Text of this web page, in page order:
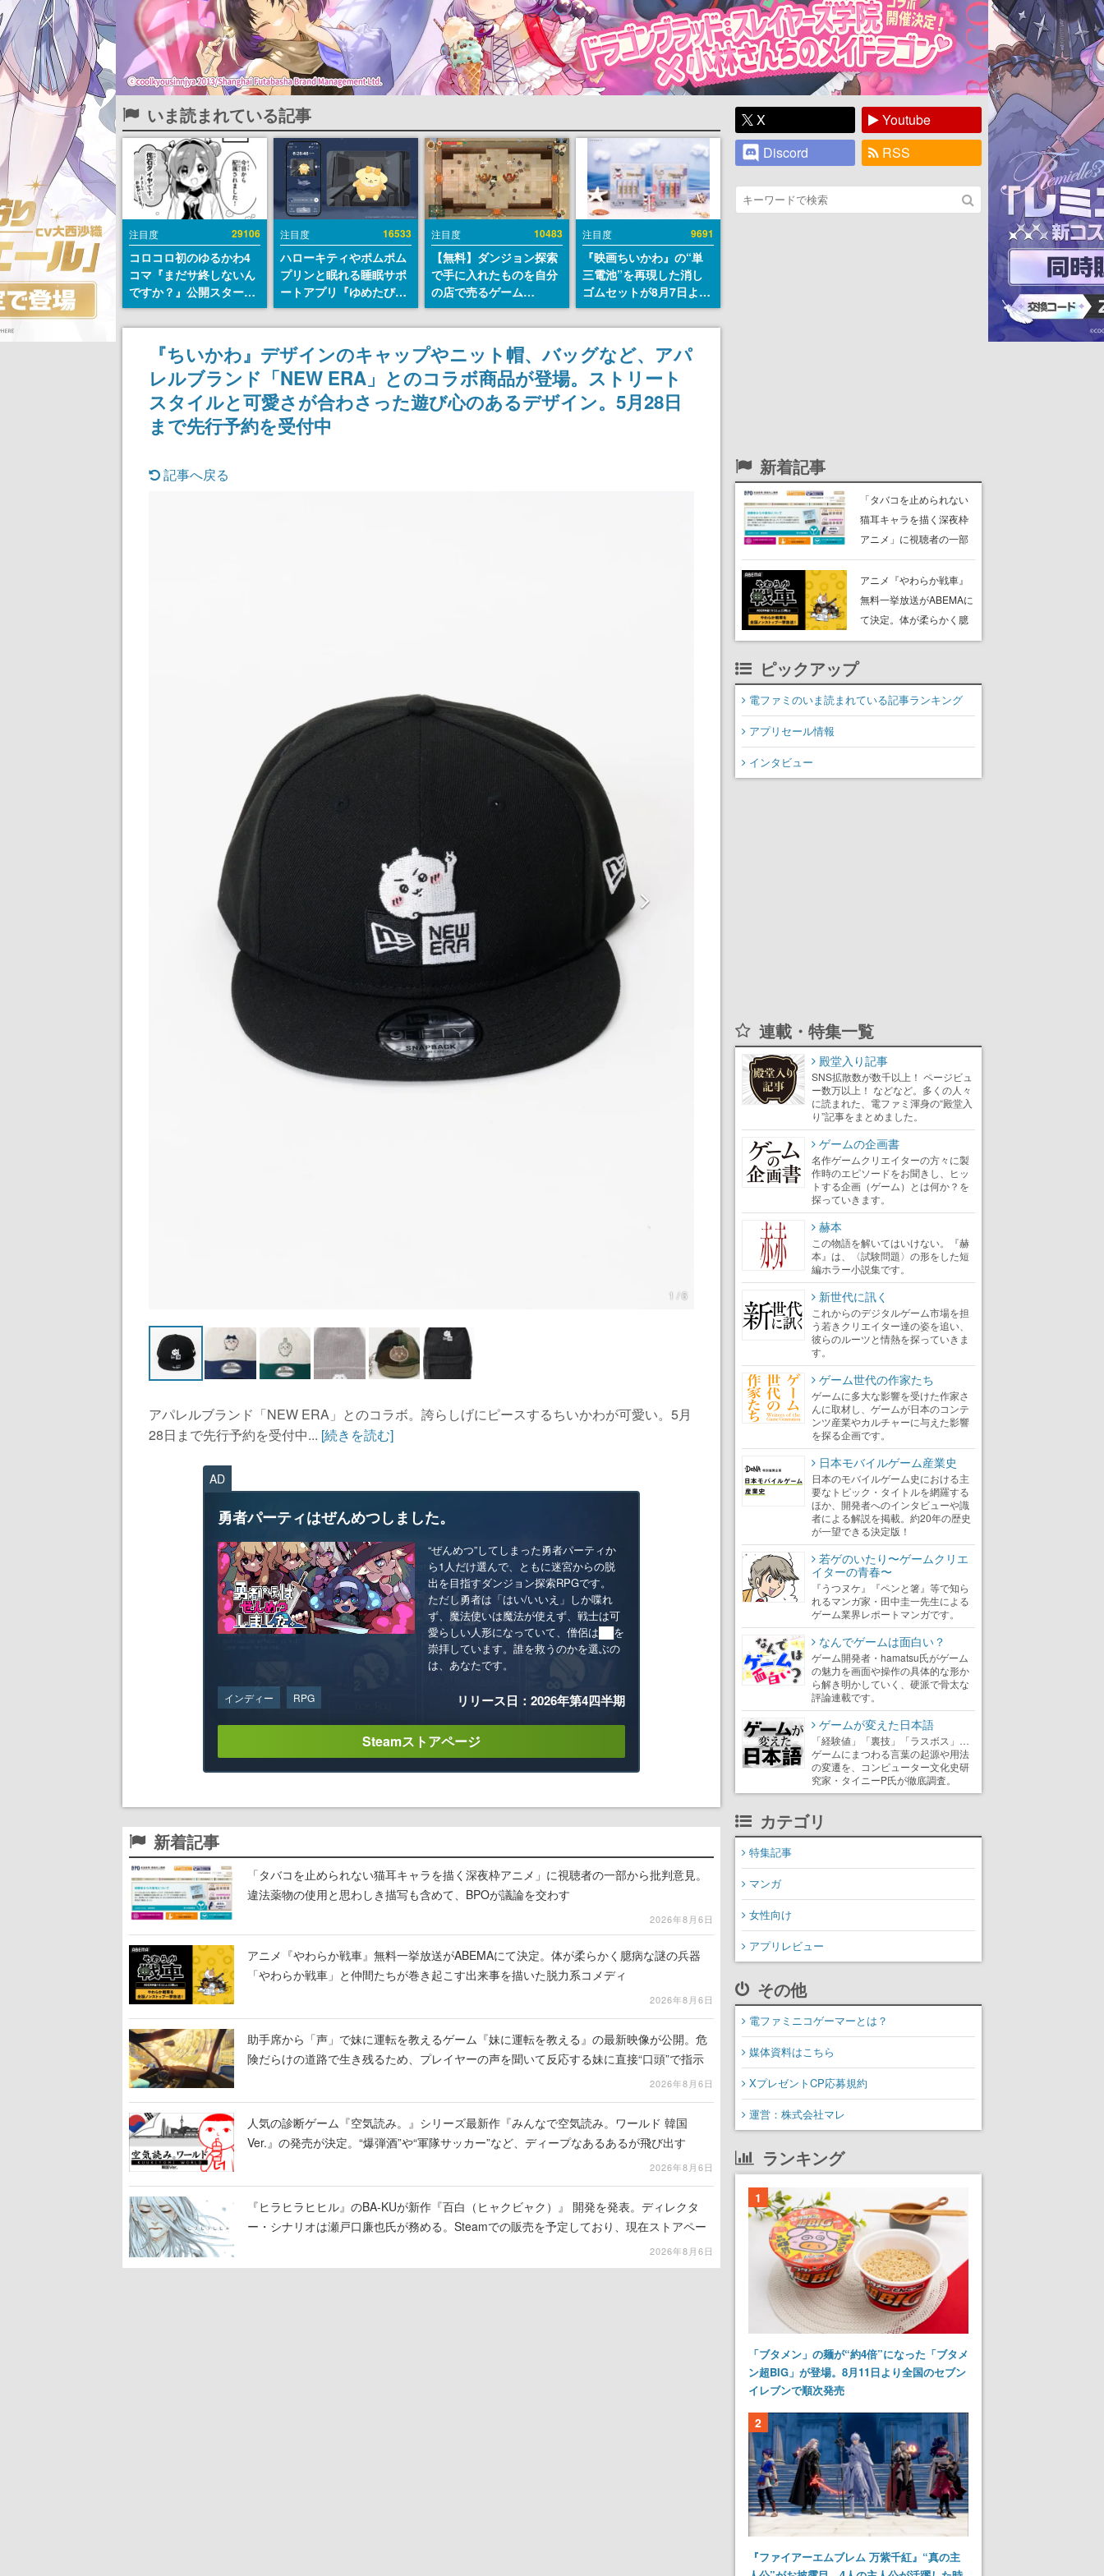
いま読まれている記事
注目度 29106
コロコロ初のゆるかわ4
コマ『まだサ終しないん
ですか？』公開スター
ト。主人公は新入社員の
侘石ダイヤ、ゲーム会社
を舞台にトラブルへ対応
する社員たちを描く
注目度 16533
ハローキティやポムポム
プリンと眠れる睡眠サポ
ートアプリ『ゆめたび』
が配信中。キャラごとの
ASMRや目覚ましアラー
ムも搭載
注目度 10483
【無料】ダンジョン探索
で手に入れたものを自分
の店で売るゲーム
『Moonlighter』が
Steamにて無料配布中！
続編『Moonlighter 2』
の9月2日正式リリースを
記念したキャンペーン
注目度 9691
『映画ちいかわ』の“単
三電池”を再現した消し
ゴムセットが8月7日より
発売決定。公式は「在っ
たものを 消しながら い
つかなくなる 永遠のいの
ち」と紹介
『ちいかわ』デザインのキャップやニット帽、バッグなど、アパ
レルブランド「NEW ERA」とのコラボ商品が登場。ストリート
スタイルと可愛さが合わさった遊び心のあるデザイン。5月28日
まで先行予約を受付中
記事へ戻る
1 / 6
アパレルブランド「NEW ERA」とのコラボ。誇らしげにピースするちいかわが可愛い。5月
28日まで先行予約を受付中... [続きを読む]
AD
勇者パーティはぜんめつしました。
“ぜんめつ”してしまった勇者パーティか
ら1人だけ選んで、ともに迷宮からの脱
出を目指すダンジョン探索RPGです。
ただし勇者は「はい/いいえ」しか喋れ
ず、魔法使いは魔法が使えず、戦士は可
愛らしい人形になっていて、僧侶は██を
崇拝しています。誰を救うのかを選ぶの
は、あなたです。
インディー RPG リリース日：2026年第4四半期
Steamストアページ
新着記事
「タバコを止められない猫耳キャラを描く深夜枠アニメ」に視聴者の一部から批判意見。
違法薬物の使用と思わしき描写も含めて、BPOが議論を交わす
2026年8月6日
アニメ『やわらか戦車』無料一挙放送がABEMAにて決定。体が柔らかく臆病な謎の兵器
「やわらか戦車」と仲間たちが巻き起こす出来事を描いた脱力系コメディ
2026年8月6日
助手席から「声」で妹に運転を教えるゲーム『妹に運転を教える』の最新映像が公開。危
険だらけの道路で生き残るため、プレイヤーの声を聞いて反応する妹に直接“口頭”で指示
2026年8月6日
人気の診断ゲーム『空気読み。』シリーズ最新作『みんなで空気読み。ワールド 韓国
Ver.』の発売が決定。“爆弾酒”や“軍隊サッカー”など、ディープなあるあるが飛び出す
2026年8月6日
『ヒラヒラヒヒル』のBA-KUが新作『百白（ヒャクビャク）』 開発を発表。ディレクタ
ー・シナリオは瀬戸口廉也氏が務める。Steamでの販売を予定しており、現在ストアペー
2026年8月6日
X
Youtube
Discord
RSS
新着記事
「タバコを止められない
猫耳キャラを描く深夜枠
アニメ」に視聴者の一部
から批判意見。違法薬物
の使用と思わしき描写も
含めて、BPOが議論を交
わす
アニメ『やわらか戦車』
無料一挙放送がABEMAに
て決定。体が柔らかく臆
病な謎の兵器「やわらか
力系コメディ
ピックアップ
電ファミのいま読まれている記事ランキング
アプリセール情報
インタビュー
連載・特集一覧
殿堂入り記事
SNS拡散数が数千以上！ ページビュ
ー数万以上！ などなど。多くの人々
に読まれた、電ファミ渾身の“殿堂入
り”記事をまとめました。
ゲームの企画書
名作ゲームクリエイターの方々に製
作時のエピソードをお聞きし、ヒッ
トする企画（ゲーム）とは何か？を
探っていきます。
赫本
この物語を解いてはいけない。『赫
本』は、〈試験問題〉の形をした短
編ホラー小説集です。
新世代に訊く
これからのデジタルゲーム市場を担
う若きクリエイター達の姿を追い、
彼らのルーツと情熱を探っていきま
す。
ゲーム世代の作家たち
ゲームに多大な影響を受けた作家さ
んに取材し、ゲームが日本のコンテ
ンツ産業やカルチャーに与えた影響
を探る企画です。
日本モバイルゲーム産業史
日本のモバイルゲーム史における主
要なトピック・タイトルを網羅する
ほか、開発者へのインタビューや識
者による解説を掲載。約20年の歴史
が一望できる決定版！
若ゲのいたり〜ゲームクリエ
イターの青春〜
『うつヌケ』『ペンと箸』等で知ら
れるマンガ家・田中圭一先生による
ゲーム業界レポートマンガです。
なんでゲームは面白い？
ゲーム開発者・hamatsu氏がゲーム
の魅力を画面や操作の具体的な形か
ら解き明かしていく、硬派で骨太な
評論連載です。
ゲームが変えた日本語
「経験値」「裏技」「ラスボス」…
ゲームにまつわる言葉の起源や用法
の変遷を、コンピューター文化史研
究家・タイニーP氏が徹底調査。
カテゴリ
特集記事
マンガ
女性向け
アプリレビュー
その他
電ファミニコゲーマーとは？
媒体資料はこちら
XプレゼントCP応募規約
運営：株式会社マレ
ランキング
1
「ブタメン」の麺が“約4倍”になった「ブタメ
ン超BIG」が登場。8月11日より全国のセブン
イレブンで順次発売
2
『ファイアーエムブレム 万紫千紅』“真の主